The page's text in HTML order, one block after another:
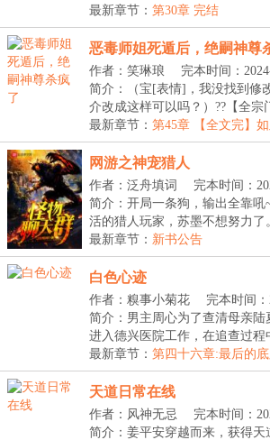
用...
最新章节： 第30章 完结
恶毒师姐死遁后，绝嗣神尊
作者：笑琳琅
完本时间：
简介：（宝[表情]，我没找到修
介改成这样可以吗？）??【全宗
+...
最新章节： 第45章 【全文完】
网游之神宠猎人
作者：泛舟填词
完本时间：
简介：开局一条狗，输出全靠吼
活的猎人玩家，苏墨不想努力
现...
最新章节： 新书公告
白色心迹
作者：糗事小菊花
完本时间：
简介：男主周心为了查清母亲陆
进入德兴医院工作，在追查过程
境，...
最新章节： 第四十六章:最后的
天道日常在线
作者：风神无忌
完本时间：
简介：姜平安穿越而来，获得天